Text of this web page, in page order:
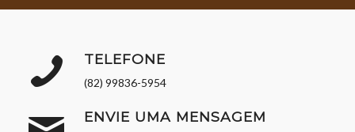
TELEFONE
(82) 99836-5954
ENVIE UMA MENSAGEM